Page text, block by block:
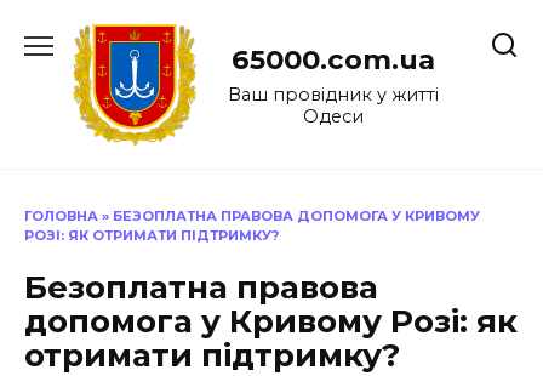
до
65000.com.ua
Ваш провідник у житті
Одеси
ГОЛОВНА » БЕЗОПЛАТНА ПРАВОВА ДОПОМОГА У КРИВОМУ
РОЗІ: ЯК ОТРИМАТИ ПІДТРИМКУ?
Безоплатна правова
допомога у Кривому Розі: як
отримати підтримку?